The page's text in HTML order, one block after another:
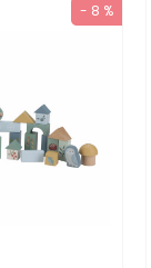
- 8 %